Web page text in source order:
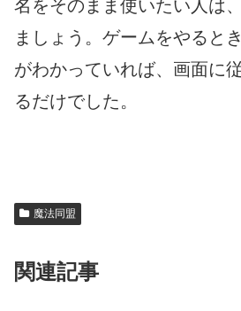
名をそのまま使いたい人は
ましょう。ゲームをやると
がわかっていれば、画面に
るだけでした。
魔法同盟
関連記事